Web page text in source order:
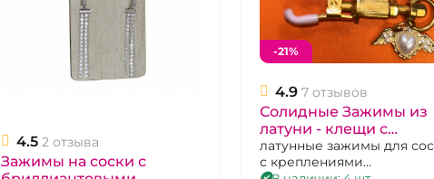
4.5 2 отзыва
Зажимы на соски с
-21%
4.9 7 отзывов
Солидные Зажимы из
латуни - клещи с
золотыми
кольцами для
латунные зажимы для
с креплениями